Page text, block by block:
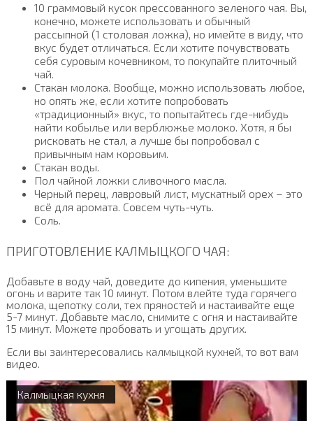
10 граммовый кусок прессованного зеленого чая. Вы,
конечно, можете использовать и обычный
рассыпной (1 столовая ложка), но имейте в виду, что
вкус будет отличаться. Если хотите почувствовать
себя суровым кочевником, то покупайте плиточный
чай.
Стакан молока. Вообще, можно использовать любое,
но опять же, если хотите попробовать
«традиционный» вкус, то попытайтесь где-нибудь
найти кобылье или верблюжье молоко. Хотя, я бы
рисковать не стал, а лучше бы попробовал с
привычным нам коровьим.
Стакан воды.
Пол чайной ложки сливочного масла.
Черный перец, лавровый лист, мускатный орех – это
всё для аромата. Совсем чуть-чуть.
Соль.
ПРИГОТОВЛЕНИЕ КАЛМЫЦКОГО ЧАЯ:
Добавьте в воду чай, доведите до кипения, уменьшите
огонь и варите так 10 минут. Потом влейте туда горячего
молока, щепотку соли, тех пряностей и настаивайте еще
5-7 минут. Добавьте масло, снимите с огня и настаивайте
15 минут. Можете пробовать и угощать других.
Если вы заинтересовались калмыцкой кухней, то вот вам
видео.
Калмыцкая кухня